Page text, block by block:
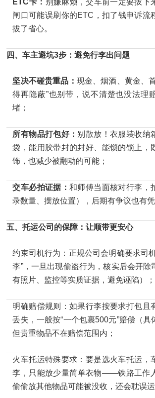
ETC卡： 别嫌麻烦，交车前一定要拔下
闸口可能误刷你的ETC，扣了钱申诉流
拔了省心。
四、车主避坑3步：避免行李出问题
坚决不碰贵重品： 现金、烟酒、黄金、
得再隐蔽”也别带，说不清楚也没法理
堵；
所有物品打包好： 别散放！衣服装收纳
袋，能用胶带封的封好、能锁的锁上，
饰，也减少被翻动的可能；
交车必拍证据：和师傅当面核对行李，
录数量、摆放位置），后期有争议也有凭
五、托运公司的保障：让顺带更安心
约束司机行为：正规公司会明确要求司
李”，一旦出现偷盗行为，核实后会开除
有照片、监控等实质证据，避免诬陷）；
明确赔偿规则：如果行李按要求打包且
丢失，一般按“一个包裹500元”赔偿（具
但贵重物品不在赔偿范围内；
火车托运特殊要求：要是选火车托运，
李，只能放少量简单衣物——铁路工作
偷偷放其他物品可能被没收，还会耽误运